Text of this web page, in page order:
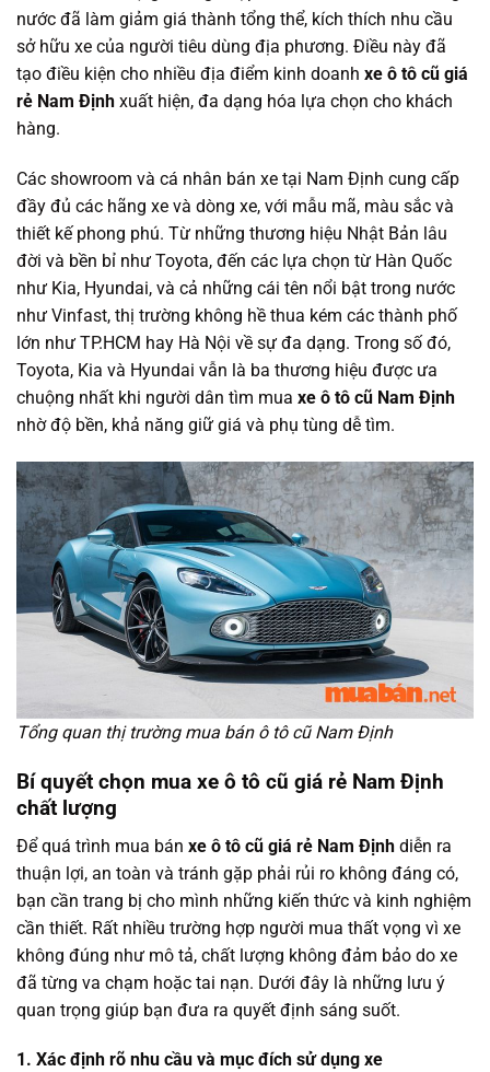
nước đã làm giảm giá thành tổng thể, kích thích nhu cầu
sở hữu xe của người tiêu dùng địa phương. Điều này đã
tạo điều kiện cho nhiều địa điểm kinh doanh xe ô tô cũ giá
rẻ Nam Định xuất hiện, đa dạng hóa lựa chọn cho khách
hàng.
Các showroom và cá nhân bán xe tại Nam Định cung cấp
đầy đủ các hãng xe và dòng xe, với mẫu mã, màu sắc và
thiết kế phong phú. Từ những thương hiệu Nhật Bản lâu
đời và bền bỉ như Toyota, đến các lựa chọn từ Hàn Quốc
như Kia, Hyundai, và cả những cái tên nổi bật trong nước
như Vinfast, thị trường không hề thua kém các thành phố
lớn như TP.HCM hay Hà Nội về sự đa dạng. Trong số đó,
Toyota, Kia và Hyundai vẫn là ba thương hiệu được ưa
chuộng nhất khi người dân tìm mua xe ô tô cũ Nam Định
nhờ độ bền, khả năng giữ giá và phụ tùng dễ tìm.
Tổng quan thị trường mua bán ô tô cũ Nam Định
Bí quyết chọn mua xe ô tô cũ giá rẻ Nam Định
chất lượng
Để quá trình mua bán xe ô tô cũ giá rẻ Nam Định diễn ra
thuận lợi, an toàn và tránh gặp phải rủi ro không đáng có,
bạn cần trang bị cho mình những kiến thức và kinh nghiệm
cần thiết. Rất nhiều trường hợp người mua thất vọng vì xe
không đúng như mô tả, chất lượng không đảm bảo do xe
đã từng va chạm hoặc tai nạn. Dưới đây là những lưu ý
quan trọng giúp bạn đưa ra quyết định sáng suốt.
1. Xác định rõ nhu cầu và mục đích sử dụng xe